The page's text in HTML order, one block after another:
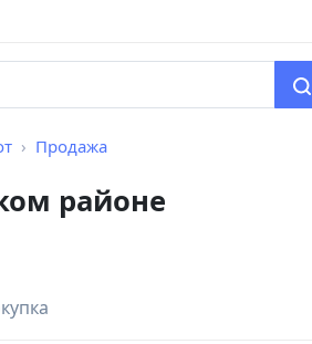
Продажа
районе